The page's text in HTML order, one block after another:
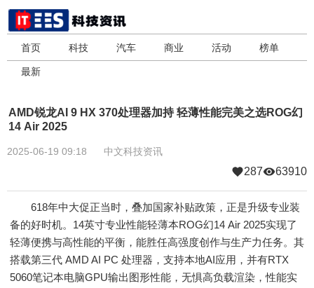
首页 科技 汽车 商业 活动 榜单
最新
AMD锐龙AI 9 HX 370处理器加持 轻薄性能完美之选ROG幻
14 Air 2025
2025-06-19 09:18 中文科技资讯
287 63910
618年中大促正当时，叠加国家补贴政策，正是升级专业装
备的好时机。14英寸专业性能轻薄本ROG幻14 Air 2025实现了
轻薄便携与高性能的平衡，能胜任高强度创作与生产力任务。其
搭载第三代 AMD AI PC 处理器，支持本地AI应用，并有RTX
5060笔记本电脑GPU输出图形性能，无惧高负载渲染，性能实